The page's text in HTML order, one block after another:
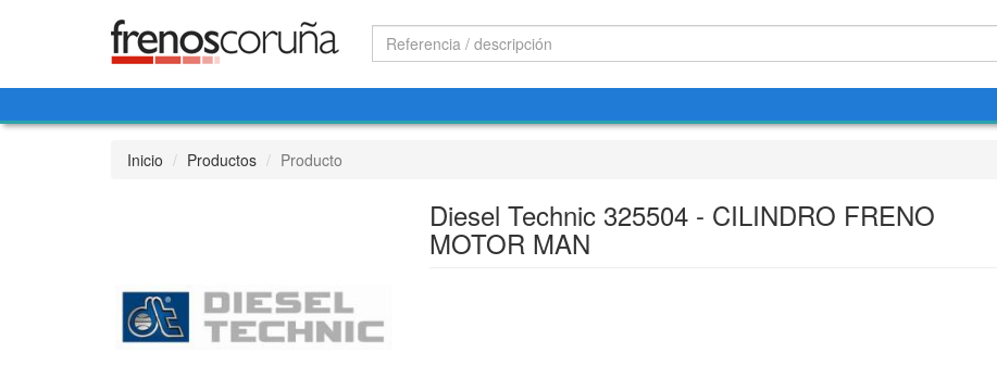
Inicio Productos Producto
Diesel Technic 325504 - CILINDRO FRENO
MOTOR MAN